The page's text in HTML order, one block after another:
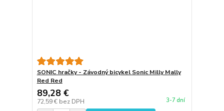
SONIC hračky - Závodný bicykel Sonic Milly Mally
Red Red
89,28 €
72,59 € bez DPH 3-7 dní